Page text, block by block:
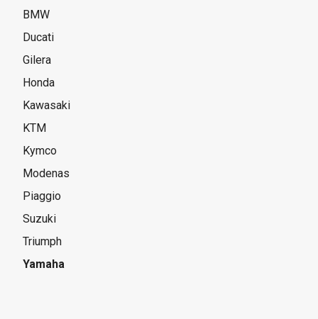
BMW
Ducati
Gilera
Honda
Kawasaki
KTM
Kymco
Modenas
Piaggio
Suzuki
Triumph
Yamaha